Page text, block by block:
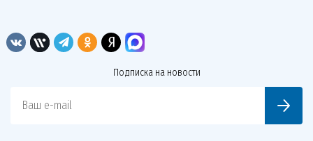
Подписка на новости
Ваш e-mail